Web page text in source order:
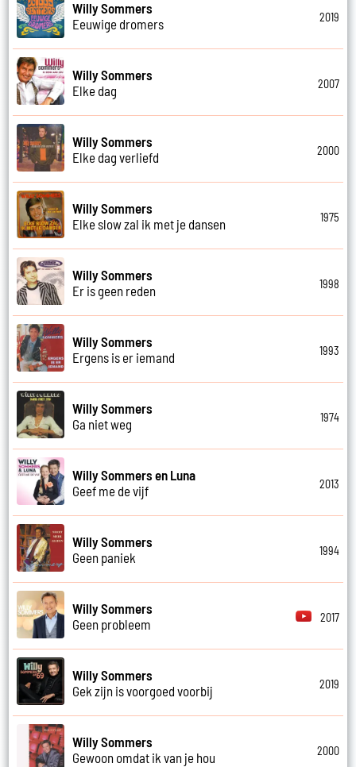
Willy Sommers
Eeuwige dromers
2019
Willy Sommers
Elke dag
2007
Willy Sommers
Elke dag verliefd
2000
Willy Sommers
Elke slow zal ik met je dansen
1975
Willy Sommers
Er is geen reden
1998
Willy Sommers
Ergens is er iemand
1993
Willy Sommers
Ga niet weg
1974
Willy Sommers en Luna
Geef me de vijf
2013
Willy Sommers
Geen paniek
1994
Willy Sommers
Geen probleem
2017
Willy Sommers
Gek zijn is voorgoed voorbij
2019
Willy Sommers
Gewoon omdat ik van je hou
2000